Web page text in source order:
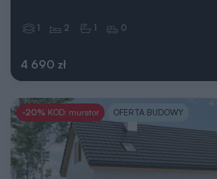
4 690 zł
1 2 1 0
-20% KOD: murator OFERTA BUDOWY